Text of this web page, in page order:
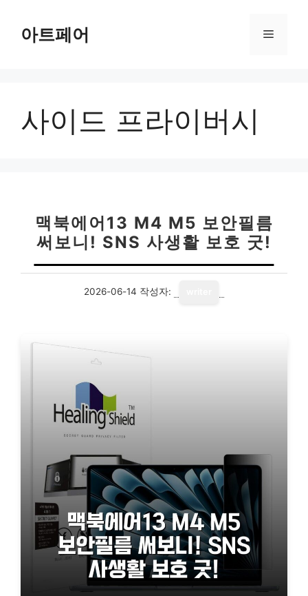
아트페어 메
사이드 프라이버시
맥북에어13 M4 M5 보안필름
써보니! SNS 사생활 보호 굿!
2026-06-14 작성자: